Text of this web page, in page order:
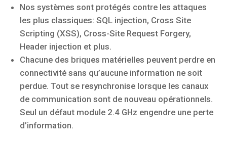
Nos systèmes sont protégés contre les attaques
les plus classiques: SQL injection, Cross Site
Scripting (XSS), Cross-Site Request Forgery,
Header injection et plus.
Chacune des briques matérielles peuvent perdre en
connectivité sans qu’aucune information ne soit
perdue. Tout se resynchronise lorsque les canaux
de communication sont de nouveau opérationnels.
Seul un défaut module 2.4 GHz engendre une perte
d’information.